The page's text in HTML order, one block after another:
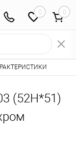
0
⭐ • Сердцевины
(52H*51)